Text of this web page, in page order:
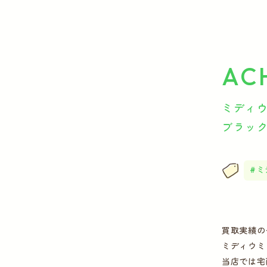
ミディ
ブラッ
買取実績
ミディウ
当店では